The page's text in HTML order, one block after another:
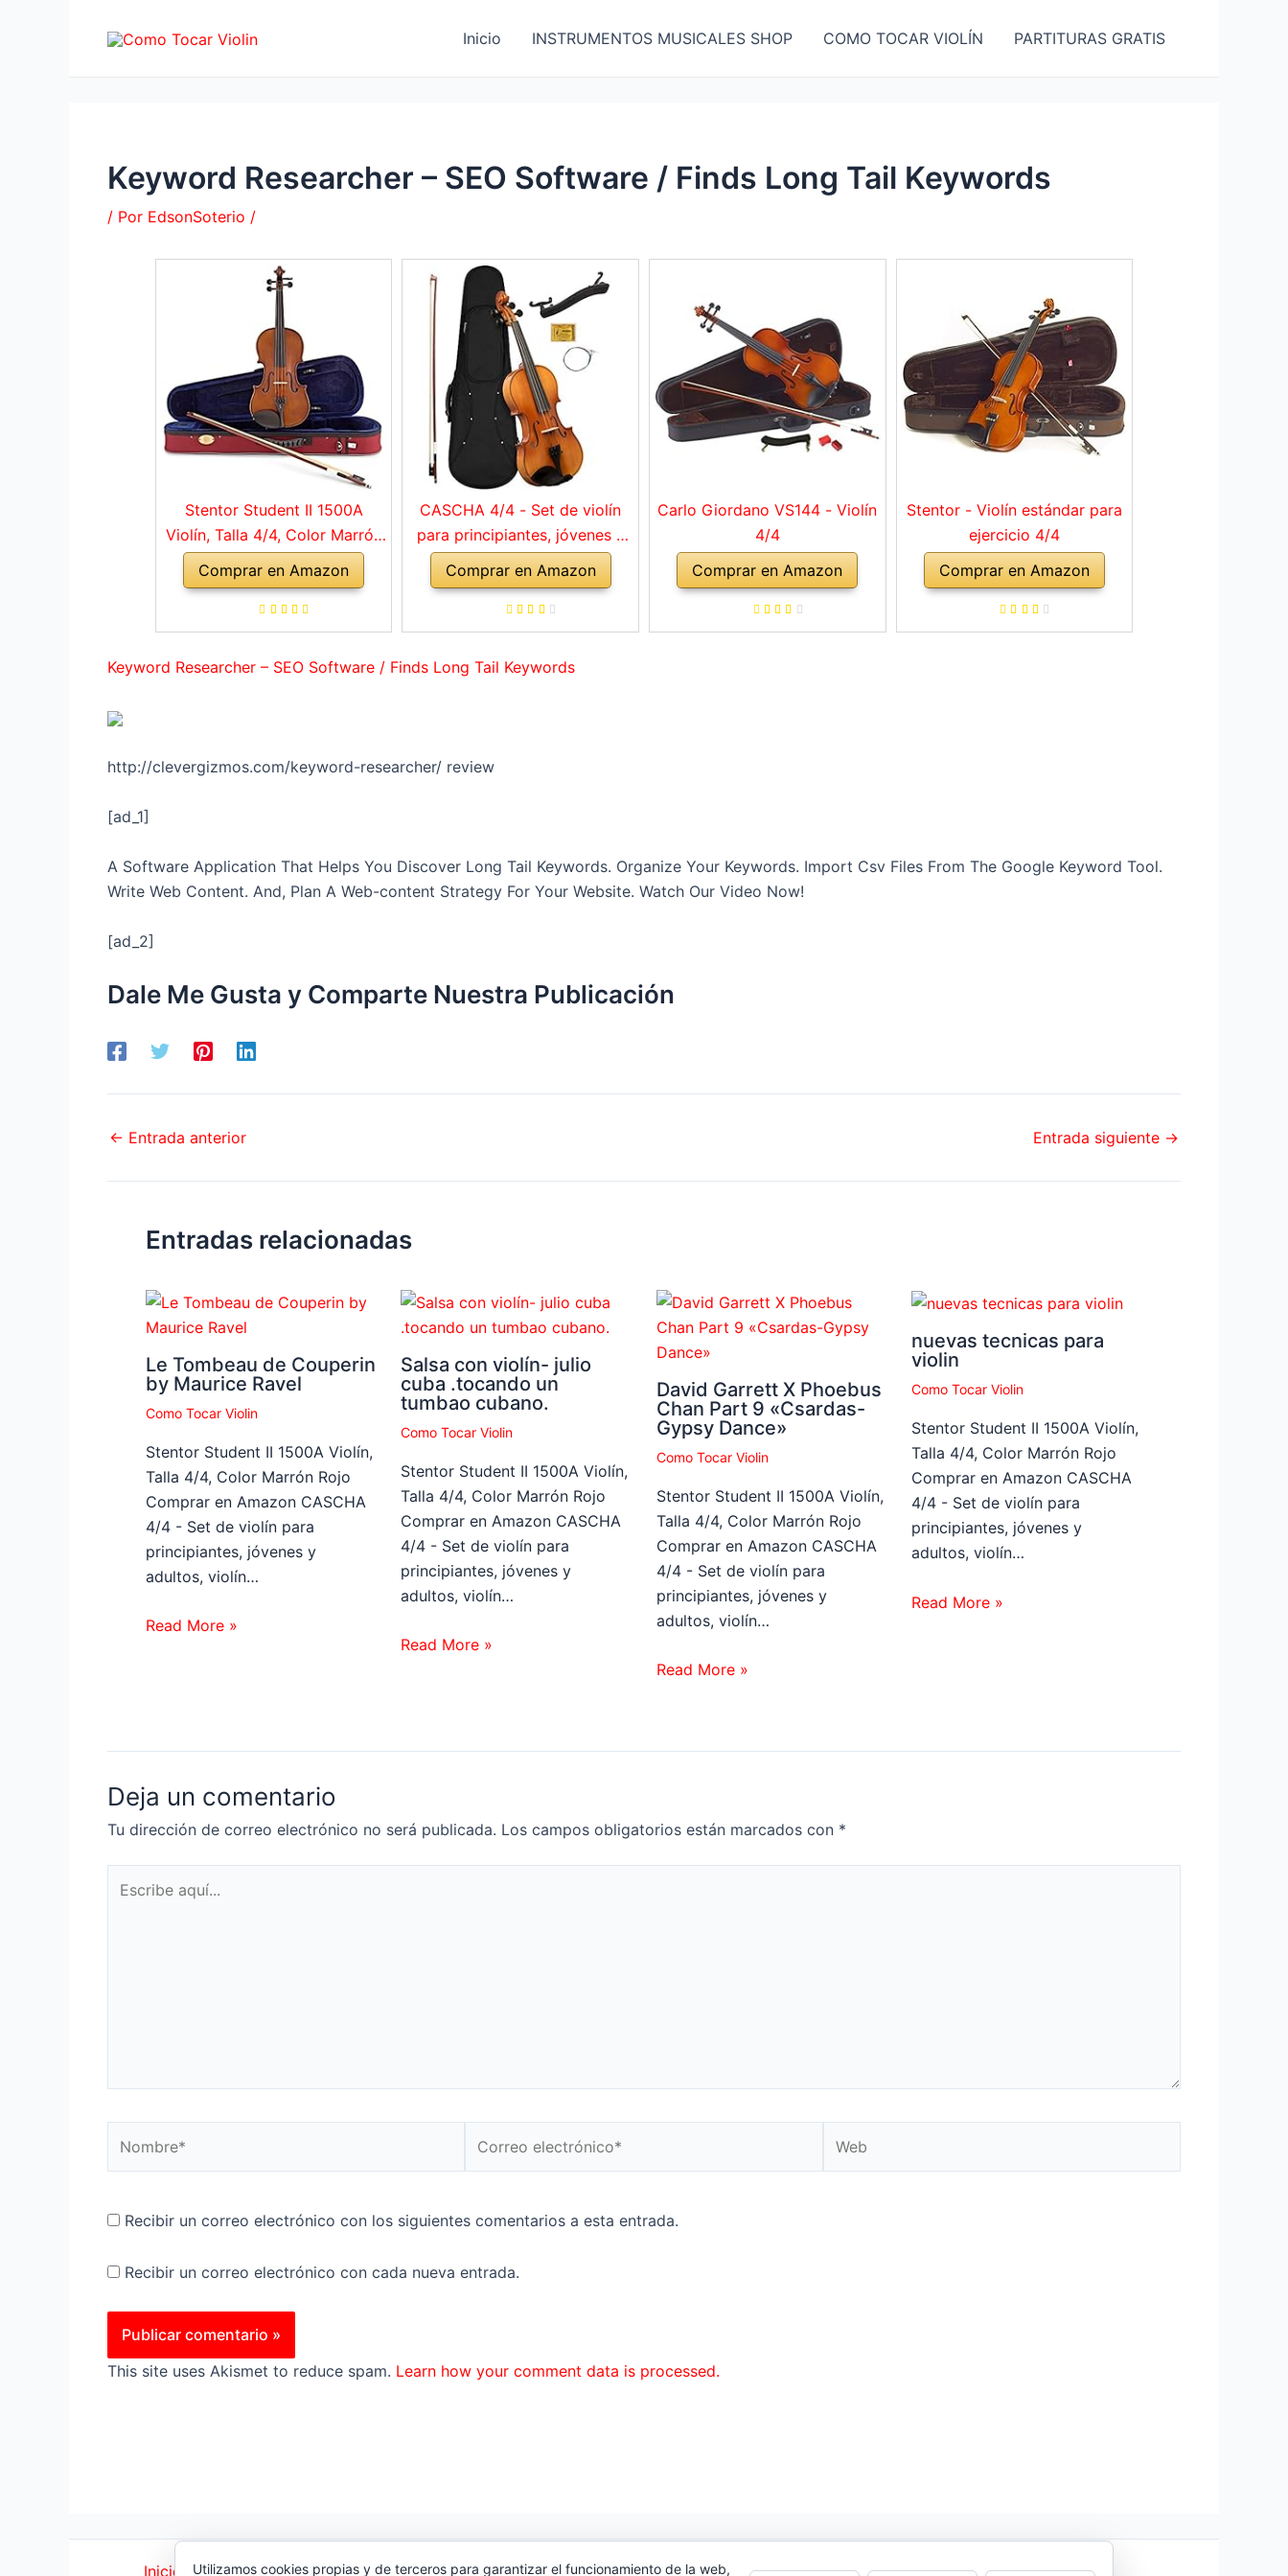
Inicio INSTRUMENTOS MUSICALES SHOP COMO TOCAR VIOLÍN PARTITURAS GRATIS
Keyword Researcher – SEO Software / Finds Long Tail Keywords
/ Por EdsonSoterio /
Stentor Student II 1500A
Violín, Talla 4/4, Color Marrón
Rojo
Comprar en Amazon
CASCHA 4/4 - Set de violín
para principiantes, jóvenes y
adultos, violín macizo con
arco, colofonia, cuerdas de
repuesto, soporte para
hombro, maletín, abeto natural
Comprar en Amazon
Carlo Giordano VS144 - Violín
4/4
Comprar en Amazon
Stentor - Violín estándar para
ejercicio 4/4
Comprar en Amazon
Keyword Researcher – SEO Software / Finds Long Tail Keywords
http://clevergizmos.com/keyword-researcher/ review
[ad_1]
A Software Application That Helps You Discover Long Tail Keywords. Organize Your Keywords. Import Csv Files From The Google Keyword Tool.
Write Web Content. And, Plan A Web-content Strategy For Your Website. Watch Our Video Now!
[ad_2]
Dale Me Gusta y Comparte Nuestra Publicación
← Entrada anterior Entrada siguiente →
Entradas relacionadas
Le Tombeau de Couperin
by Maurice Ravel
Como Tocar Violin
Stentor Student II 1500A Violín,
Talla 4/4, Color Marrón Rojo
Comprar en Amazon CASCHA
4/4 - Set de violín para
principiantes, jóvenes y
adultos, violín…
Read More »
Salsa con violín- julio
cuba .tocando un
tumbao cubano.
Como Tocar Violin
Stentor Student II 1500A Violín,
Talla 4/4, Color Marrón Rojo
Comprar en Amazon CASCHA
4/4 - Set de violín para
principiantes, jóvenes y
adultos, violín…
Read More »
David Garrett X Phoebus
Chan Part 9 «Csardas-
Gypsy Dance»
Como Tocar Violin
Stentor Student II 1500A Violín,
Talla 4/4, Color Marrón Rojo
Comprar en Amazon CASCHA
4/4 - Set de violín para
principiantes, jóvenes y
adultos, violín…
Read More »
nuevas tecnicas para
violin
Como Tocar Violin
Stentor Student II 1500A Violín,
Talla 4/4, Color Marrón Rojo
Comprar en Amazon CASCHA
4/4 - Set de violín para
principiantes, jóvenes y
adultos, violín…
Read More »
Deja un comentario
Tu dirección de correo electrónico no será publicada. Los campos obligatorios están marcados con *
aquí...
electrónico*
Recibir un correo electrónico con los siguientes comentarios a esta entrada.
Recibir un correo electrónico con cada nueva entrada.
This site uses Akismet to reduce spam. Learn how your comment data is processed.
Inicio |Política Cookies|Política Privacidad|Contacto
Utilizamos cookies propias y de terceros para garantizar el funcionamiento de la web,